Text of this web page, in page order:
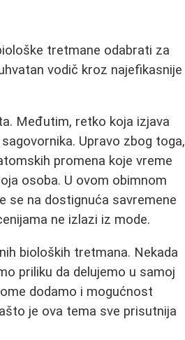
tretmane odabrati za
vodič kroz najefikasnije
Međutim, retko koja izjava
Upravo zbog toga,
promena koje vreme
osoba. U ovom obimnom
se na dostignuća savremene
ne izlazi iz mode.
bioloških tretmana. Nekada
priliku da delujemo u samoj
dodamo i mogućnost
je ova tema sve prisutnija